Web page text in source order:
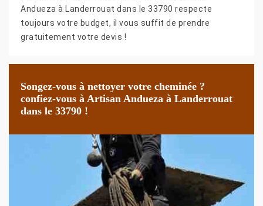
Andueza à Landerrouat dans le 33790 respecte
toujours votre budget, il vous suffit de prendre
gratuitement votre devis !
Songez-vous à nettoyer votre cheminée ?
confiez-vous à Artisan Andueza à Landerrouat
dans le 33790 !